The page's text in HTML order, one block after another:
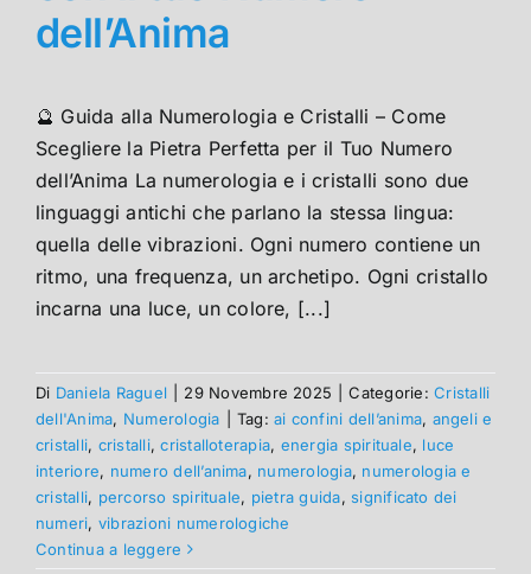
dell’Anima
🔮 Guida alla Numerologia e Cristalli – Come
Scegliere la Pietra Perfetta per il Tuo Numero
dell’Anima La numerologia e i cristalli sono due
linguaggi antichi che parlano la stessa lingua:
quella delle vibrazioni. Ogni numero contiene un
ritmo, una frequenza, un archetipo. Ogni cristallo
incarna una luce, un colore, [...]
Di Daniela Raguel 29 Novembre 2025 Categorie:Cristalli
dell'Anima, Numerologia Tag: ai confini dell’anima, angeli e
cristalli, cristalli,cristalloterapia, energia spirituale, luce
interiore, numero dell’anima, numerologia, numerologia e
cristalli, percorso spirituale, pietra guida,significato dei
numeri, vibrazioni numerologiche
Continua a leggere